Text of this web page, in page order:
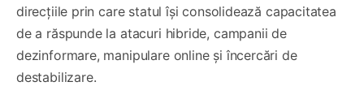
direcțiile prin care statul își consolidează capacitatea
de a răspunde la atacuri hibride, campanii de
dezinformare, manipulare online și încercări de
destabilizare.